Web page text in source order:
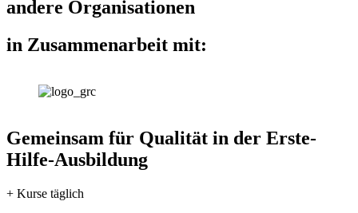
andere Organisationen
in Zusammenarbeit mit:
Gemeinsam für Qualität in der Erste-
Hilfe-Ausbildung
+ Kurse täglich